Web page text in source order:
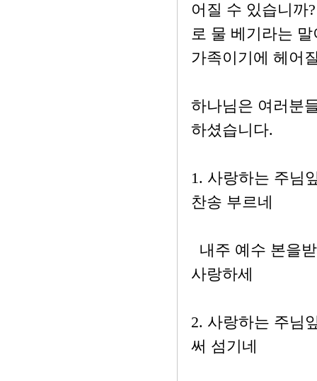
어질 수 있습니까
로 물 베기라는
가족이기에 헤어
하나님은 여러분
하셨습니다.
1. 사랑하는 주님
찬송 부르네
내주 예수 본을
사랑하세
2. 사랑하는 주님
써 섬기네